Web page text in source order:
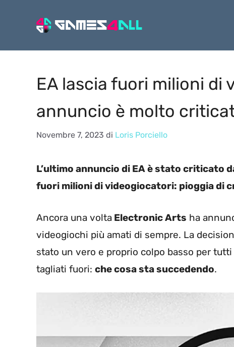
EA lascia fuori milioni di
annuncio è molto
Novembre 7, 2023 di Loris Porciello
L’ultimo annuncio di EA è stato criticato
fuori milioni di videogiocatori: pioggia di
Ancora una volta Electronic Arts ha
videogiochi più amati di sempre. La
stato un vero e proprio colpo basso per
tagliati fuori: che cosa sta succedendo.